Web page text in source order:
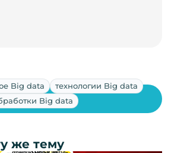
Big data
технологии Big data
Big data
Показать ещё
же тему